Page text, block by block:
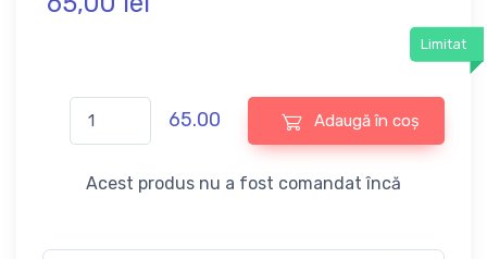
Limitat
65.00 Adaugă în coș
Acest produs nu a fost comandat încă